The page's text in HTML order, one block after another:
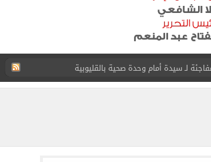
أصحابها التقديم للحج بالموسم الجديد
الجامعات تستقبل طلاب المرحلة الأولى
فى طرابزون.. صور